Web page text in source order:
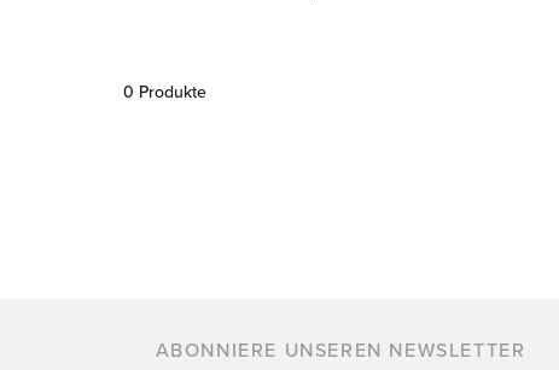
0 Produkte
ABONNIERE UNSEREN NEWSLETTER